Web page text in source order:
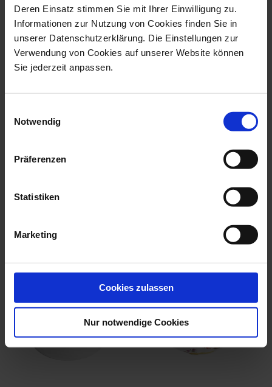
Deren Einsatz stimmen Sie mit Ihrer Einwilligung zu.
Informationen zur Nutzung von Cookies finden Sie in
unserer Datenschutzerklärung. Die Einstellungen zur
Verwendung von Cookies auf unserer Website können
Sie jederzeit anpassen.
Notwendig
Präferenzen
Statistiken
Marketing
Cookies zulassen
Nur notwendige Cookies
Available
Vase Exotic II, Lim. 50,
we think you’ll like these